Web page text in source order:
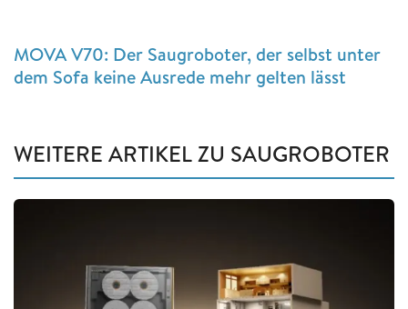
MOVA V70: Der Saugroboter, der selbst unter
dem Sofa keine Ausrede mehr gelten lässt
WEITERE ARTIKEL ZU SAUGROBOTER